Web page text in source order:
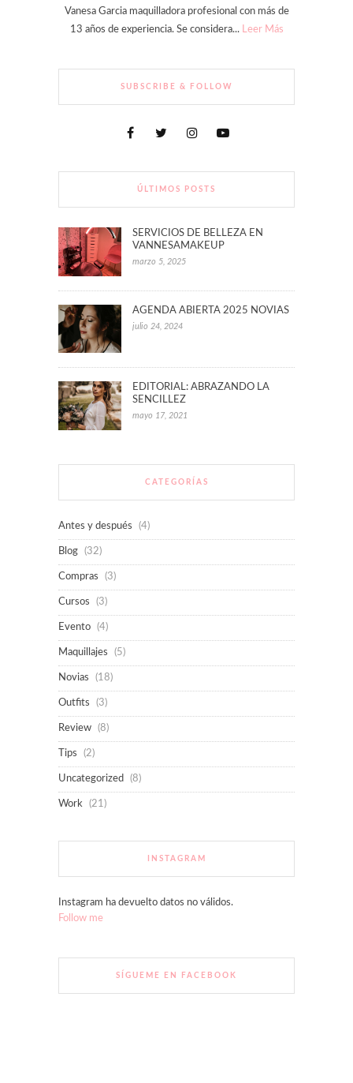
Vanesa Garcia maquilladora profesional con más de
13 años de experiencia. Se considera... Leer Más
SUBSCRIBE & FOLLOW
ÚLTIMOS POSTS
SERVICIOS DE BELLEZA EN
VANNESAMAKEUP
marzo 5, 2025
AGENDA ABIERTA 2025 NOVIAS
julio 24, 2024
EDITORIAL: ABRAZANDO LA
SENCILLEZ
mayo 17, 2021
CATEGORÍAS
Antes y después (4)
Blog (32)
Compras (3)
Cursos (3)
Evento (4)
Maquillajes (5)
Novias (18)
Outfits (3)
Review (8)
Tips (2)
Uncategorized (8)
Work (21)
INSTAGRAM
Instagram ha devuelto datos no válidos.
Follow me
SÍGUEME EN FACEBOOK